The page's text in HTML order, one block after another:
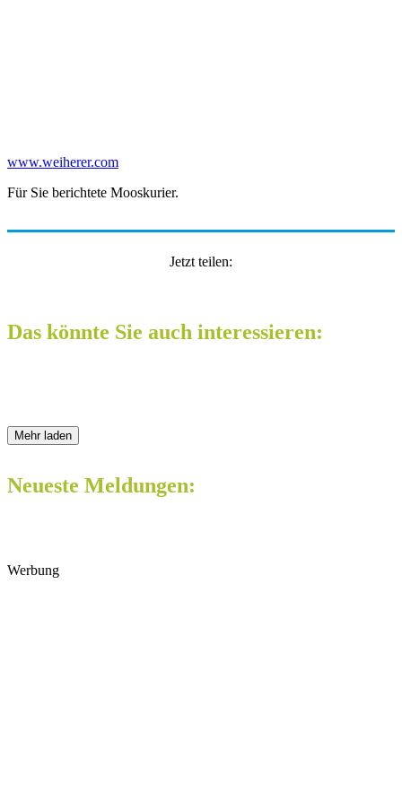
www.weiherer.com
Für Sie berichtete Mooskurier.
Jetzt teilen:
Das könnte Sie auch interessieren:
Mehr laden
Neueste Meldungen:
Werbung